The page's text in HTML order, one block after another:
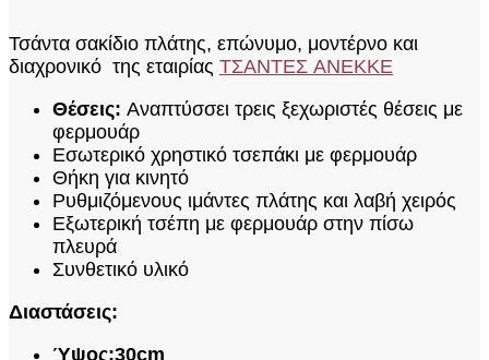
Τσάντα σακίδιο πλάτης, επώνυμo, μοντέρνo και
διαχρονικό της εταιρίας ΤΣΑΝΤΕΣ ANEKKE
Θέσεις: Αναπτύσσει τρεις ξεχωριστές θέσεις με
φερμουάρ
Εσωτερικό χρηστικό τσεπάκι με φερμουάρ
Θήκη για κινητό
Ρυθμιζόμενους ιμάντες πλάτης και λαβή χειρός
Εξωτερική τσέπη με φερμουάρ στην πίσω
πλευρά
Συνθετικό υλικό
Διαστάσεις:
Ύψος:30cm